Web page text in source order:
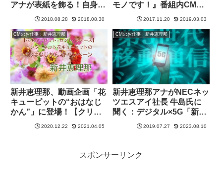
アナが表紙を飾る！自身の
インスタグラムで報告
2018.08.28 2018.08.30
モノです！』番組内CMに
2017.11.20 2019.03.03
CMのお仕事：新井恵理那
新井恵理那、動画企画「花
キューピットの“おはなじ
かん”」に登場！【クリス
マスにお花を飾ってみた】
2020.12.22 2021.04.05
CMのお仕事：新井恵理那
新井恵理那アナがNECネッ
ツエスアイ社長 牛島氏に
聞く：デジタル×5G「新時
代の働き方」とは？
2019.07.27 2023.08.10
スポンサーリンク